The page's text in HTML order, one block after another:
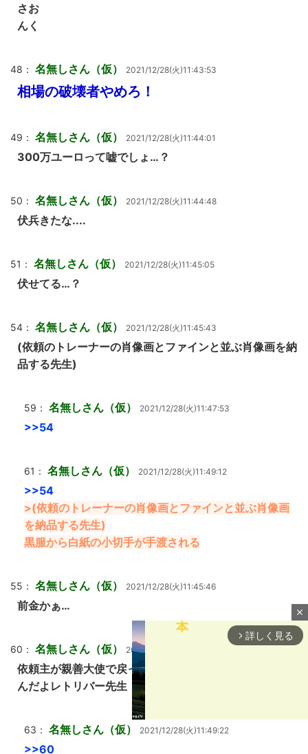
さお
んく
48： 名無しさん（仮） 2021/12/28(火)11:43:53
相場の破壊者やめろ！
49： 名無しさん（仮） 2021/12/28(火)11:44:01
300万ユーロって嘘でしょ…？
50： 名無しさん（仮） 2021/12/28(火)11:44:48
伏兵きたな....
51： 名無しさん（仮） 2021/12/28(火)11:45:05
伏せてる…？
54： 名無しさん（仮） 2021/12/28(火)11:45:43
(依頼のトレーナーの肖像画とファインと並ぶ肖像画を納
品する先生)
59： 名無しさん（仮） 2021/12/28(火)11:47:53
>>54
61： 名無しさん（仮） 2021/12/28(火)11:49:12
>>54
>(依頼のトレーナーの肖像画とファインと並ぶ肖像画
を納品する先生)
黒服から白紙の小切手が手渡される
55： 名無しさん（仮） 2021/12/28(火)11:45:46
前金かぁ…
60： 名無しさん（仮） 2021/12/28(火)11:48:49
依頼主が親善大使で戻ってきた時どういう顔すれば良い
んだよレトリバー先生
63： 名無しさん（仮） 2021/12/28(火)11:49:22
>>60
close
arrow_forward_ios 詳しく見る